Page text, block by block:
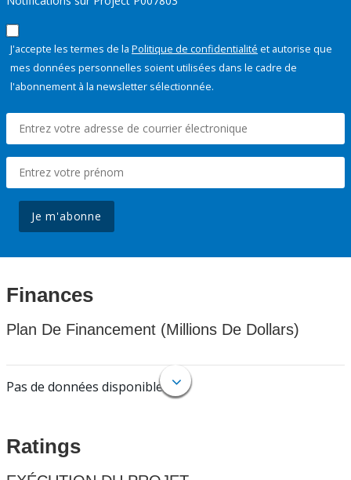
J'accepte les termes de la Politique de confidentialité et autorise que
mes données personnelles soient utilisées dans le cadre de
l'abonnement à la newsletter sélectionnée.
Je m'abonne
Finances
Plan De Financement (Millions De Dollars)
Pas de données disponibles.
Ratings